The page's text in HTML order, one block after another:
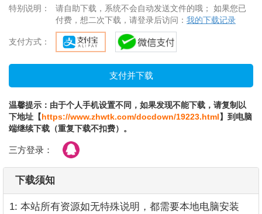
特别说明：
请自助下载，系统不会自动发送文件的哦； 如果您已
付费，想二次下载，请登录后访问： 我的下载记录
支付方式：
温馨提示：由于个人手机设置不同，如果发现不能下载，请复制以
下地址【https://www.zhwtk.com/docdown/19223.html】到电脑
端继续下载（重复下载不扣费）。
三方登录：
下载须知
1: 本站所有资源如无特殊说明，都需要本地电脑安装